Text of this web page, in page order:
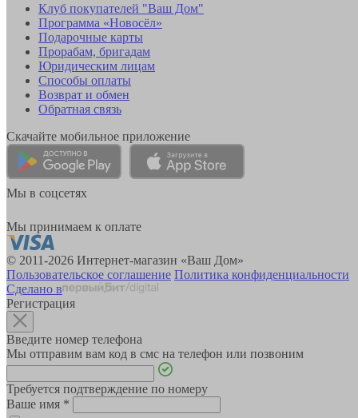
Клуб покупателей "Ваш Дом"
Программа «Новосёл»
Подарочные карты
Прорабам, бригадам
Юридическим лицам
Способы оплаты
Возврат и обмен
Обратная связь
Скачайте мобильное приложение
Мы в соцсетях
Мы принимаем к оплате
© 2011-2026 Интернет-магазин «Ваш Дом»
Пользовательское соглашение Политика конфиденциальности
Сделано в
Регистрация
Введите номер телефона
Мы отправим вам код в смс на телефон или позвоним
Требуется подтверждение по номеру
Ваше имя *